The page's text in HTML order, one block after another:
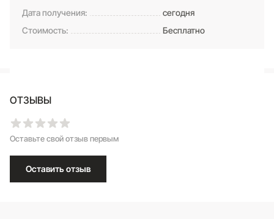
Дата получения:
сегодня
Стоимость:
Бесплатно
ОТЗЫВЫ
Оставьте свой отзыв первым
Оставить отзыв